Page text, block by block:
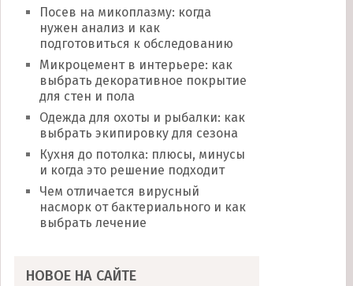
Посев на микоплазму: когда
нужен анализ и как
подготовиться к обследованию
Микроцемент в интерьере: как
выбрать декоративное покрытие
для стен и пола
Одежда для охоты и рыбалки: как
выбрать экипировку для сезона
Кухня до потолка: плюсы, минусы
и когда это решение подходит
Чем отличается вирусный
насморк от бактериального и как
выбрать лечение
НОВОЕ НА САЙТЕ